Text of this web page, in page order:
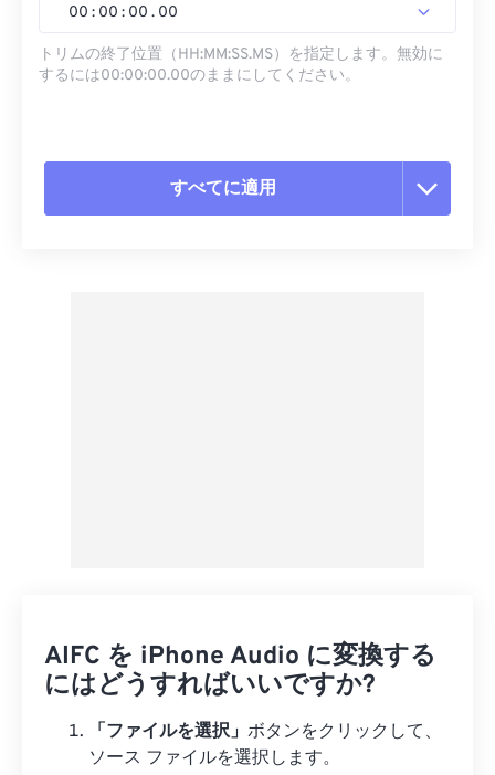
00 : 00 : 00 . 00
トリムの終了位置（HH:MM:SS.MS）を指定します。無効に
するには00:00:00.00のままにしてください。
すべてに適用
AIFC を iPhone Audio に変換する
にはどうすればいいですか?
「ファイルを選択」 ボタンをクリックして、
ソース ファイルを選択します。